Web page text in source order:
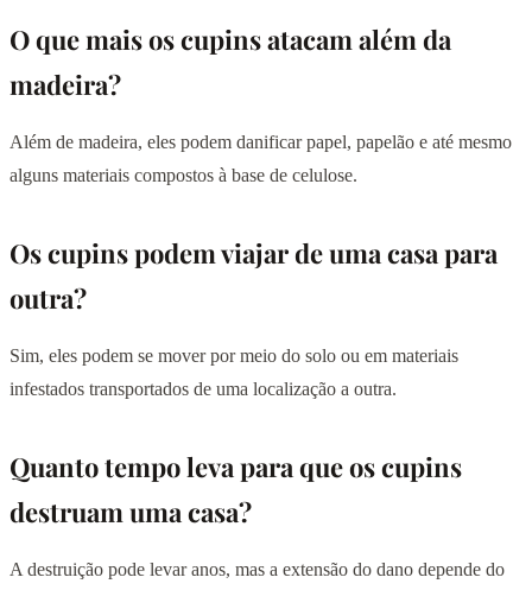
O que mais os cupins atacam além da
madeira?
Além de madeira, eles podem danificar papel, papelão e até mesmo
alguns materiais compostos à base de celulose.
Os cupins podem viajar de uma casa para
outra?
Sim, eles podem se mover por meio do solo ou em materiais
infestados transportados de uma localização a outra.
Quanto tempo leva para que os cupins
destruam uma casa?
A destruição pode levar anos, mas a extensão do dano depende do